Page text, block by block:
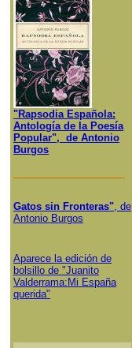
"Rapsodia Española:
Antología de la Poesía
Popular", de Antonio
Burgos
Gatos sin Fronteras", de
Antonio Burgos
Aparece la edición de
bolsillo de "Juanito
Valderrama:Mi España
querida"